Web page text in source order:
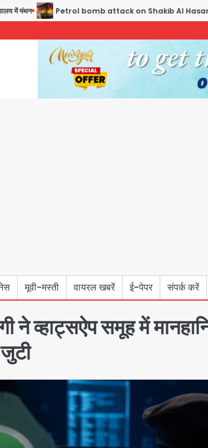
Petrol bomb attack on Shakib Al Hasan’s house: शेख
मूवी-मस्ती वायरल खबरें ई-पेपर संपर्क करें
ने व्हाट्सऐप समूह में